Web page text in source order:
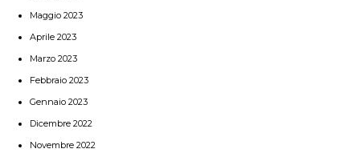
Maggio 2023
Aprile 2023
Marzo 2023
Febbraio 2023
Gennaio 2023
Dicembre 2022
Novembre 2022